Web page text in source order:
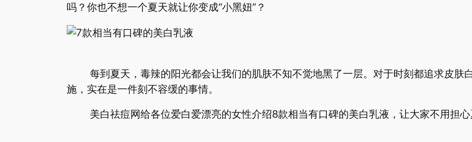
吗？你也不想一个夏天就让你变成“小黑妞”？
每到夏天，毒辣的阳光都会让我们的肌肤不知不觉地黑了一层。对于时刻都追求皮肤
施，实在是一件刻不容缓的事情。
美白祛痘网给各位爱白爱漂亮的女性介绍8款相当有口碑的美白乳液，让大家不用担心